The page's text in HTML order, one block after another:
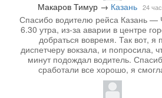
Макаров Тимур → Казань 24
Спасибо водителю рейса Казань —
6.30 утра, из-за аварии в центре
добраться вовремя. Так вот, я
диспетчеру вокзала, и попросила,
минут подождал водитель.
сработали все хорошо, я